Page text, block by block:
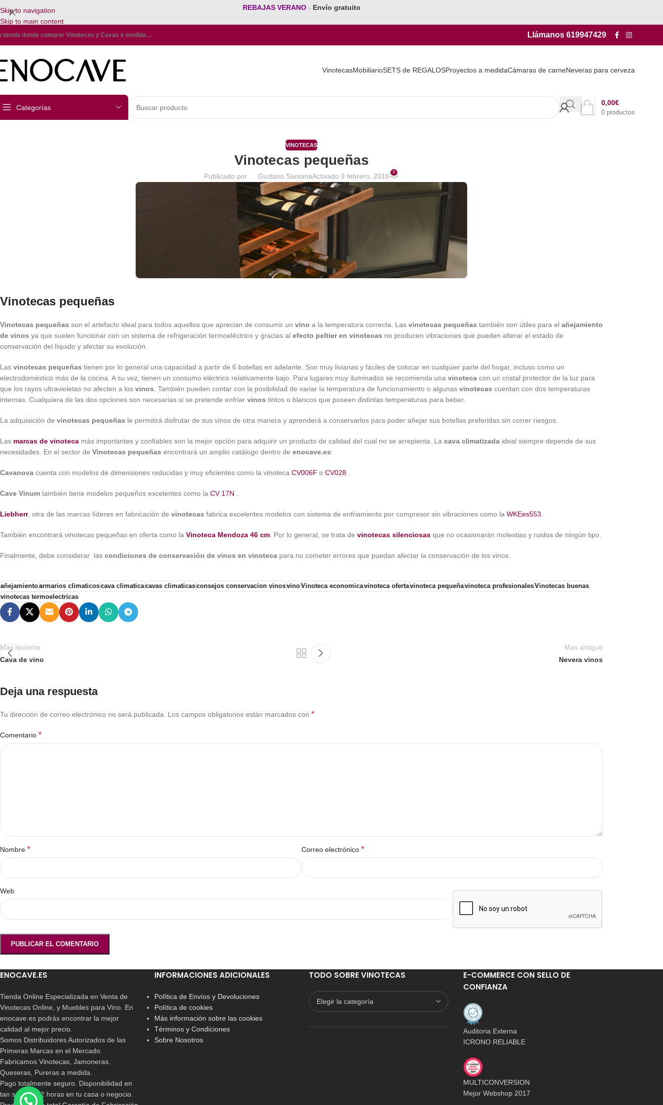
Skip to navigation
Skip to main content
REBAJAS VERANO - Envío gratuito
tienda donde comprar Vinotecas y Cavas a medida… Llámanos 619947429
VinotecasMobiliarioSETS de REGALOSProyectos a medidaCámaras de carneNeveras para cerveza
Categorías
0 productos
0,00€
VINOTECAS
Vinotecas pequeñas
Publicado por Gustavo SantanaActivado 9 febrero, 2016 0
Vinotecas pequeñas
Vinotecas pequeñas son el artefacto ideal para todos aquellos que aprecian de consumir un vino a la temperatura correcta. Las vinotecas pequeñas también son útiles para el añejamiento
de vinos ya que suelen funcionar con un sistema de refrigeración termoeléctrico y gracias al efecto peltier en vinotecas no producen vibraciones que pueden alterar el estado de
conservación del líquido y afectar su evolución.
Las vinotecas pequeñas tienen por lo general una capacidad a partir de 6 botellas en adelante. Son muy livianas y fáciles de colocar en cualquier parte del hogar, incluso como un
electrodoméstico más de la cocina. A su vez, tienen un consumo eléctrico relativamente bajo. Para lugares muy iluminados se recomienda una vinoteca con un cristal protector de la luz para
que los rayos ultravioletas no afecten a los vinos . También pueden contar con la posibilidad de variar la temperatura de funcionamiento o algunas vinotecas cuentan con dos temperaturas
internas. Cualquiera de las dos opciones son necesarias si se pretende enfriar vinos tintos o blancos que poseen distintas temperaturas para beber.
La adquisición de vinotecas pequeñas le permitirá disfrutar de sus vinos de otra manera y aprenderá a conservarlos para poder añejar sus botellas preferidas sin correr riesgos.
Las marcas de vinoteca más importantes y confiables son la mejor opción para adquirir un producto de calidad del cual no se arrepienta. La cava climatizada ideal siempre depende de sus
necesidades. En el sector de Vinotecas pequeñas encontrará un amplio catálogo dentro de enocave.es:
Cavanova cuenta con modelos de dimensiones reducidas y muy eficientes como la vinoteca CV006F o CV028
Cave Vinum también tiene modelos pequeños excelentes como la CV 17N
Liebherr, otra de las marcas líderes en fabricación de vinotecas fabrica excelentes modelos con sistema de enfriamiento por compresor sin vibraciones como la WKEes553
También encontrará vinotecas pequeñas en oferta como la Vinoteca Mendoza 46 cm . Por lo general, se trata de vinotecas silenciosas que no ocasionarán molestias y ruidos de ningún tipo.
Finalmente, debe considerar las condiciones de conservación de vinos en vinoteca para no cometer errores que puedan afectar la conservación de los vinos.
añejamientoarmarios climaticoscava climaticacavas climaticasconsejos conservacion vinosvinoVinoteca economicavinoteca ofertavinoteca pequeñavinoteca profesionalesVinotecas buenas
vinotecas termoelectricas
Mas reciente
Cava de vino
Mas antiguo
Nevera vinos
Deja una respuesta
Tu dirección de correo electrónico no será publicada. Los campos obligatorios están marcados con *
Comentario *
Nombre * Correo electrónico *
Web
ENOCAVE.ES
Tienda Online Especializada en Venta de
Vinotecas Online, y Muebles para Vino. En
enocave.es podrás encontrar la mejor
calidad al mejor precio.
Somos Distribuidores Autorizados de las
Primeras Marcas en el Mercado.
Fabricamos Vinotecas, Jamoneras.
Queseras, Pureras a medida.
Pago totalmente seguro. Disponibilidad en
tan solo 24/72 horas en tu casa o negocio.
INFORMACIONES ADICIONALES
Política de Envíos y Devoluciones
Política de cookies
Más información sobre las cookies
Términos y Condiciones
Sobre Nosotros
TODO SOBRE VINOTECAS
E-COMMERCE CON SELLO DE
CONFIANZA
Auditoria Externa
ICRONO RELIABLE
MULTICONVERSION
Mejor Webshop 2017